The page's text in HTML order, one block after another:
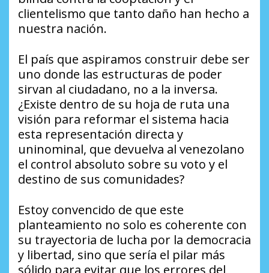
clientelismo que tanto daño han hecho a
nuestra nación.
El país que aspiramos construir debe ser
uno donde las estructuras de poder
sirvan al ciudadano, no a la inversa.
¿Existe dentro de su hoja de ruta una
visión para reformar el sistema hacia
esta representación directa y
uninominal, que devuelva al venezolano
el control absoluto sobre su voto y el
destino de sus comunidades?
Estoy convencido de que este
planteamiento no solo es coherente con
su trayectoria de lucha por la democracia
y libertad, sino que sería el pilar más
sólido para evitar que los errores del